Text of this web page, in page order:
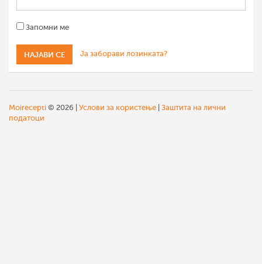
Запомни ме
Ја заборави лозинката?
Moirecepti © 2026 | Услови за користење Заштита на лични
податоци